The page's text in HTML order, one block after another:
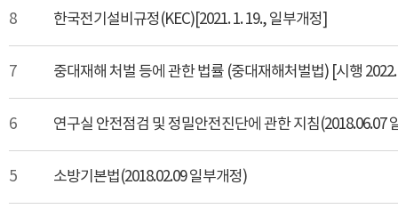
8 한국전기설비규정(KEC)[2021. 1. 19., 일부개정]
7 중대재해 처벌 등에 관한 법률 (중대재해처벌법) [시행
6 연구실 안전점검 및 정밀안전진단에 관한 지침(2018.06.07
5 소방기본법(2018.02.09 일부개정)